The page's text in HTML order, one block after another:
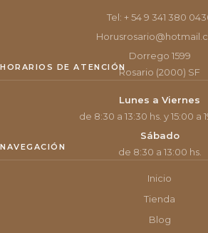
Tel: + 54 9 341 380
Dorrego 1599
Rosario (2000) SF
HORARIOS DE ATENCIÓN
Lunes a Viernes
de 8:30 a 13:30 hs. y 15:00 a
Sábado
de 8:30 a 13:00 hs.
NAVEGACIÓN
Inicio
Tienda
Blog